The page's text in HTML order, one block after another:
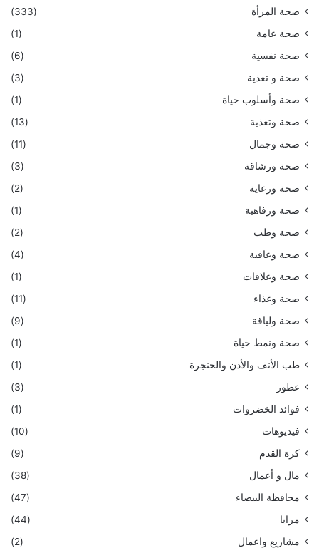
صحة المرأة
(333)
صحة عامة
(1)
صحة نفسية
(6)
صحة و تغذية
(3)
صحة وأسلوب حياة
(1)
صحة وتغذية
(13)
صحة وجمال
(11)
صحة ورشاقة
(3)
صحة ورعاية
(2)
صحة ورفاهية
(1)
صحة وطب
(2)
صحة وعافية
(4)
صحة وعلاقات
(1)
صحة وغذاء
(11)
صحة ولياقة
(9)
صحة ونمط حياة
(1)
طب الأنف والأذن والحنجرة
(1)
عطور
(3)
فوائد الخضروات
(1)
فيديوهات
(10)
كرة القدم
(9)
مال و أعمال
(38)
محافظة البيضاء
(47)
مرايا
(44)
مشاريع واعمال
(2)